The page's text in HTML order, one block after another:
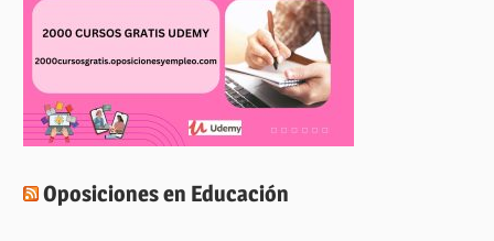
Oposiciones en Educación